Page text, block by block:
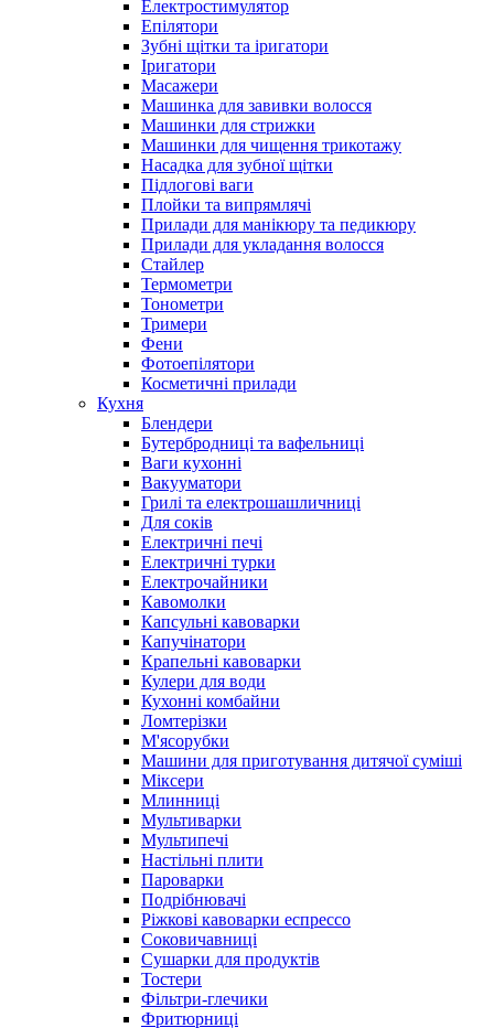
Електростимулятор
Епілятори
Зубні щітки та іригатори
Іригатори
Масажери
Машинка для завивки волосся
Машинки для стрижки
Машинки для чищення трикотажу
Насадка для зубної щітки
Підлогові ваги
Плойки та випрямлячі
Прилади для манікюру та педикюру
Прилади для укладання волосся
Стайлер
Термометри
Тонометри
Тримери
Фени
Фотоепілятори
Косметичні прилади
Кухня
Блендери
Бутербродниці та вафельниці
Ваги кухонні
Вакууматори
Грилі та електрошашличниці
Для соків
Електричні печі
Електричні турки
Електрочайники
Кавомолки
Капсульні кавоварки
Капучінатори
Крапельні кавоварки
Кулери для води
Кухонні комбайни
Ломтерізки
М'ясорубки
Машини для приготування дитячої суміші
Міксери
Млинниці
Мультиварки
Мультипечі
Настільні плити
Пароварки
Подрібнювачі
Ріжкові кавоварки еспрессо
Соковичавниці
Сушарки для продуктів
Тостери
Фільтри-глечики
Фритюрниці